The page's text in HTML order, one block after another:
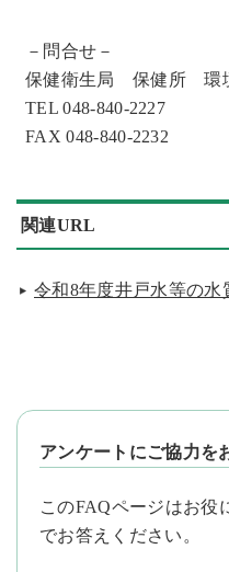
－問合せ－
保健衛生局 保健所 環
TEL 048-840-2227
FAX 048-840-2232
関連URL
令和8年度井戸水等の水
アンケートにご協力を
このFAQページはお役
でお答えください。